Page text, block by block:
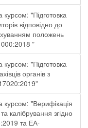
"Підготовка
відповідно до
положень
"
"Підготовка
органів з
курсом: "Верифікація
калібрування згідно
та ЕА-